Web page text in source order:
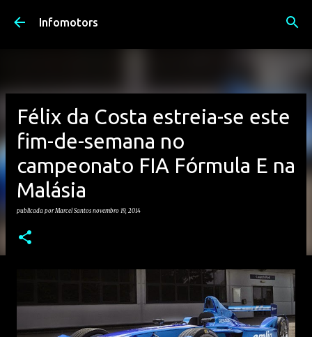
Avançar para o conteúdo principal
Infomotors
Félix da Costa estreia-se este
fim-de-semana no
campeonato FIA Fórmula E na
Malásia
publicada porMarcel Santos novembro 19, 2014